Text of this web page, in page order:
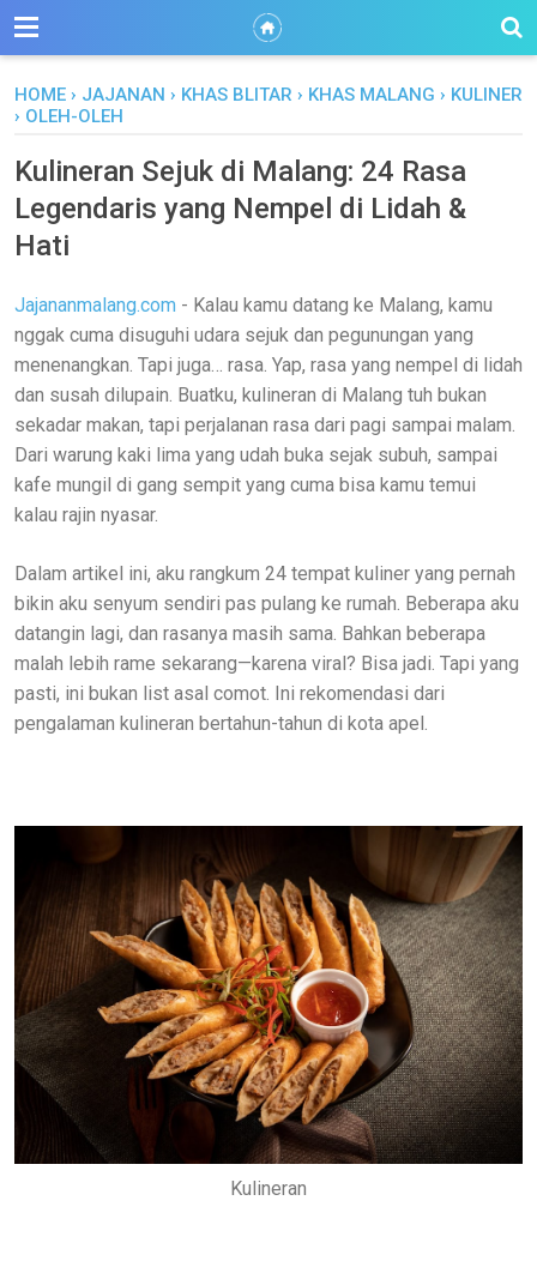
HOME › JAJANAN › KHAS BLITAR › KHAS MALANG › KULINER
› OLEH-OLEH
Kulineran Sejuk di Malang: 24 Rasa
Legendaris yang Nempel di Lidah &
Hati
Jajananmalang.com - Kalau kamu datang ke Malang, kamu
nggak cuma disuguhi udara sejuk dan pegunungan yang
menenangkan. Tapi juga… rasa. Yap, rasa yang nempel di lidah
dan susah dilupain. Buatku, kulineran di Malang tuh bukan
sekadar makan, tapi perjalanan rasa dari pagi sampai malam.
Dari warung kaki lima yang udah buka sejak subuh, sampai
kafe mungil di gang sempit yang cuma bisa kamu temui
kalau rajin nyasar.
Dalam artikel ini, aku rangkum 24 tempat kuliner yang pernah
bikin aku senyum sendiri pas pulang ke rumah. Beberapa aku
datangin lagi, dan rasanya masih sama. Bahkan beberapa
malah lebih rame sekarang—karena viral? Bisa jadi. Tapi yang
pasti, ini bukan list asal comot. Ini rekomendasi dari
pengalaman kulineran bertahun-tahun di kota apel.
Kulineran